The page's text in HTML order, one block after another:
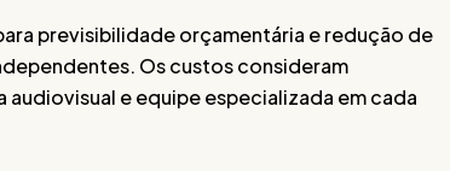
previsibilidade orçamentária e redução de
Os custos consideram
e equipe especializada em cada